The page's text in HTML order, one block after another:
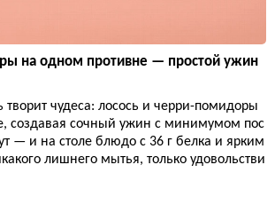
на одном противне — простой ужин
творит чудеса: лосось и черри-помидоры
создавая сочный ужин с минимумом пос
— и на столе блюдо с 36 г белка и ярким
лишнего мытья, только удовольстви